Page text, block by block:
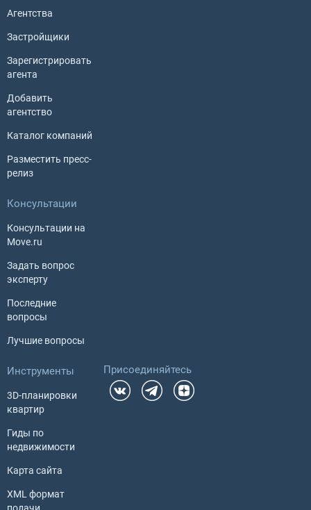
Агентства
Застройщики
Зарегистрировать
агента
Добавить
агентство
Каталог компаний
Разместить пресс-
релиз
Консультации
Консультации на
Move.ru
Задать вопрос
эксперту
Последние
вопросы
Лучшие вопросы
Инструменты
3D-планировки
квартир
Гиды по
недвижимости
Карта сайта
XML формат
Присоединяйтесь